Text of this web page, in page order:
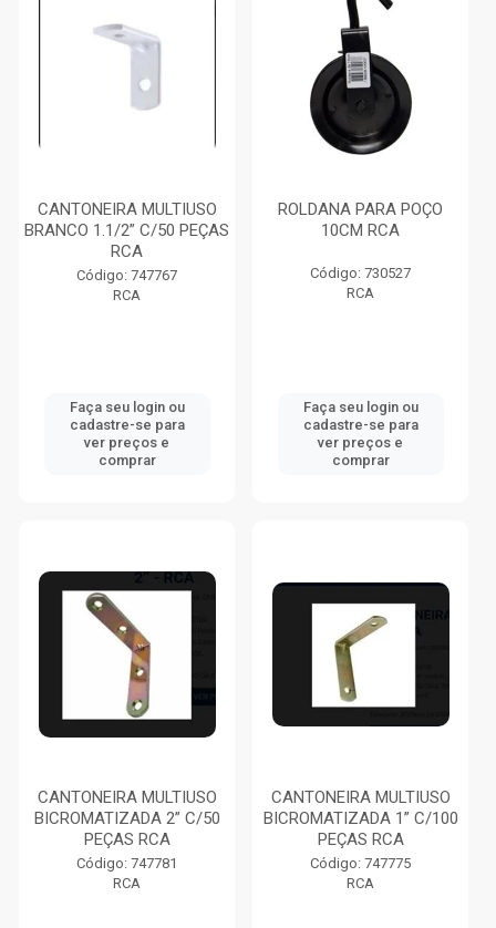
CANTONEIRA MULTIUSO
BRANCO 1.1/2” C/50 PEÇAS
RCA
Código: 747767
RCA
Faça seu login ou
cadastre-se para
ver preços e
comprar
ROLDANA PARA POÇO
10CM RCA
Código: 730527
RCA
Faça seu login ou
cadastre-se para
ver preços e
comprar
CANTONEIRA MULTIUSO
BICROMATIZADA 2” C/50
PEÇAS RCA
Código: 747781
RCA
CANTONEIRA MULTIUSO
BICROMATIZADA 1” C/100
PEÇAS RCA
Código: 747775
RCA